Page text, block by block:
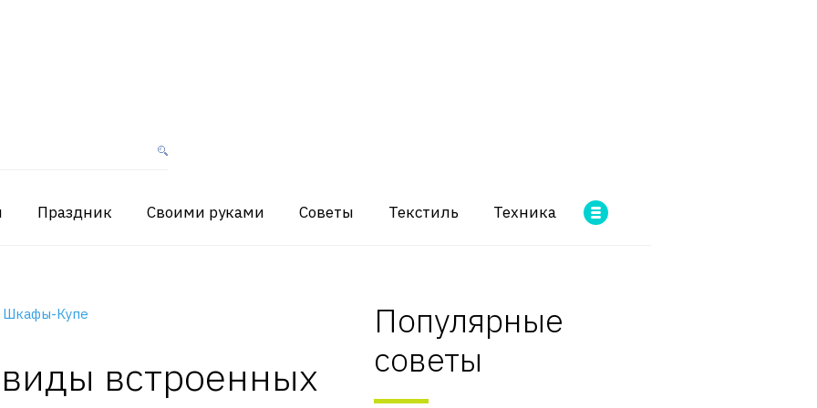
Праздник Своими руками Советы Текстиль Техника
Купе
встроенных
Популярные
советы